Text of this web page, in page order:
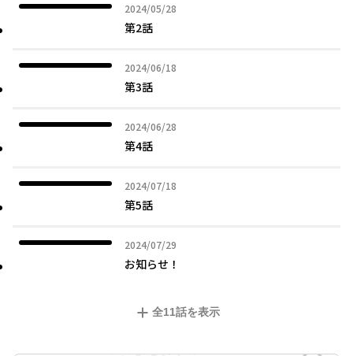
2024/05/28
2024年05月28日
第2話
2024/06/18
2024年06月18日
第3話
2024/06/28
2024年06月28日
第4話
2024/07/18
2024年07月18日
第5話
2024/07/29
2024年07月29日
お知らせ！
全11話を表示